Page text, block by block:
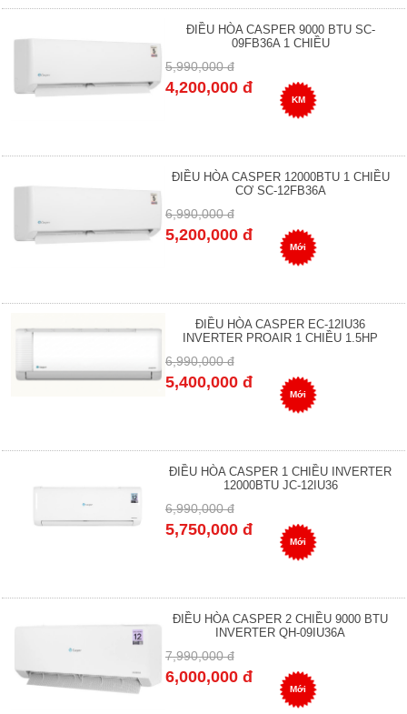
ĐIỀU HÒA CASPER 9000 BTU SC-
09FB36A 1 CHIỀU
5,990,000 đ
4,200,000 đ
KM
ĐIỀU HÒA CASPER 12000BTU 1 CHIỀU
CƠ SC-12FB36A
6,990,000 đ
5,200,000 đ
Mới
ĐIỀU HÒA CASPER EC-12IU36
INVERTER PROAIR 1 CHIỀU 1.5HP
6,990,000 đ
5,400,000 đ
Mới
ĐIỀU HÒA CASPER 1 CHIỀU INVERTER
12000BTU JC-12IU36
6,990,000 đ
5,750,000 đ
Mới
ĐIỀU HÒA CASPER 2 CHIỀU 9000 BTU
INVERTER QH-09IU36A
7,990,000 đ
6,000,000 đ
Mới